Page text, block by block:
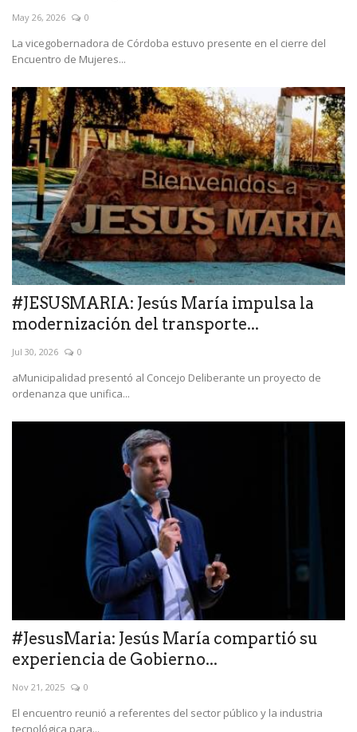
May 26, 2026 0
La vicegobernadora de Córdoba estuvo presente en el cierre del
Encuentro de Mujeres...
#JESUSMARIA: Jesús María impulsa la
modernización del transporte...
Jul 30, 2026 0
aMunicipalidad presentó al Concejo Deliberante un proyecto de
ordenanza que unifica...
#JesusMaria: Jesús María compartió su
experiencia de Gobierno...
Nov 21, 2025 0
El encuentro reunió a referentes del sector público y la industria
tecnológica para...